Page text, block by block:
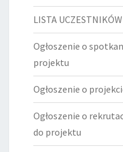
LISTA
Ogłoszenie o
projektu
Ogłoszenie o
Ogłoszenie o
do projektu